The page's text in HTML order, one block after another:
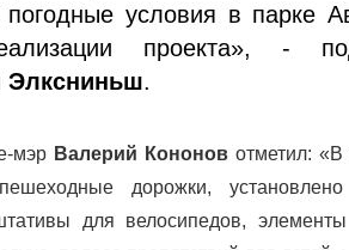
погодные условия в парке
проекта», -
Элксниньш.
мэр Валерий Кононовотметил: «В
дорожки,
для велосипедов,